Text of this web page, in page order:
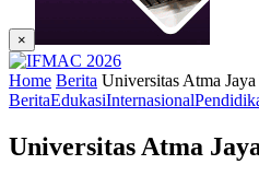
×
Home Berita Universitas Atma
BeritaEdukasiInternasional
Universitas Atma